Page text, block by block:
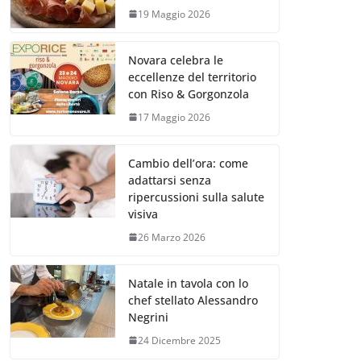
19 Maggio 2026
Novara celebra le
eccellenze del territorio
con Riso & Gorgonzola
17 Maggio 2026
Cambio dell’ora: come
adattarsi senza
ripercussioni sulla salute
visiva
26 Marzo 2026
Natale in tavola con lo
chef stellato Alessandro
Negrini
24 Dicembre 2025